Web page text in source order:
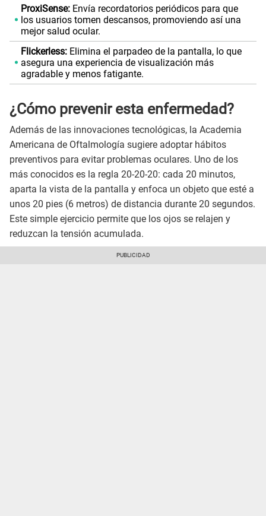
ProxiSense:Envía recordatorios periódicos para que
los usuarios tomen descansos, promoviendo así una
mejor salud ocular.
Flickerless:Elimina el parpadeo de la pantalla, lo que
asegura una experiencia de visualización más
agradable y menos fatigante.
¿Cómo prevenir esta enfermedad?
Además de las innovaciones tecnológicas, la Academia
Americana de Oftalmología sugiere adoptar hábitos
preventivos para evitar problemas oculares. Uno de los
más conocidos es la regla 20-20-20: cada 20 minutos,
aparta la vista de la pantalla y enfoca un objeto que esté a
unos 20 pies (6 metros) de distancia durante 20 segundos.
Este simple ejercicio permite que los ojos se relajen y
reduzcan la tensión acumulada.